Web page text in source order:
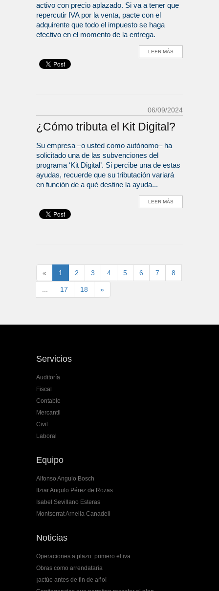
activo con precio aplazado. Si va a tener que
repercutir IVA por la venta, pacte con el
adquirente que todo el impuesto se haga
efectivo en el momento de la entrega.
LEER MÁS
06/09/2024
¿Cómo tributa el Kit Digital?
Su empresa –o usted como autónomo– ha
solicitado una de las subvenciones del
programa ‘Kit Digital’. Si percibe una de estas
ayudas, recuerde que su tributación variará
en función de a qué destine la ayuda...
LEER MÁS
« 1 2 3 4 5 6 7 8
17 18 »
Servicios
Auditoría
Fiscal
Contable
Mercantil
Civil
Laboral
Equipo
Alfonso Angulo Bosch
Itziar Angulo Pérez de Rozas
Isabel Sevillano Esteras
Montserrat Arnella Canadell
Noticias
Operaciones a plazo: primero el iva
Obras como arrendataria
¡actúe antes de fin de año!